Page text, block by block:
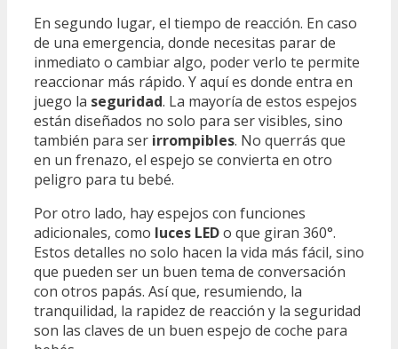
En segundo lugar, el tiempo de reacción. En caso
de una emergencia, donde necesitas parar de
inmediato o cambiar algo, poder verlo te permite
reaccionar más rápido. Y aquí es donde entra en
juego la seguridad. La mayoría de estos espejos
están diseñados no solo para ser visibles, sino
también para ser irrompibles. No querrás que
en un frenazo, el espejo se convierta en otro
peligro para tu bebé.
Por otro lado, hay espejos con funciones
adicionales, como luces LEDo que giran 360°.
Estos detalles no solo hacen la vida más fácil, sino
que pueden ser un buen tema de conversación
con otros papás. Así que, resumiendo, la
tranquilidad, la rapidez de reacción y la seguridad
son las claves de un buen espejo de coche para